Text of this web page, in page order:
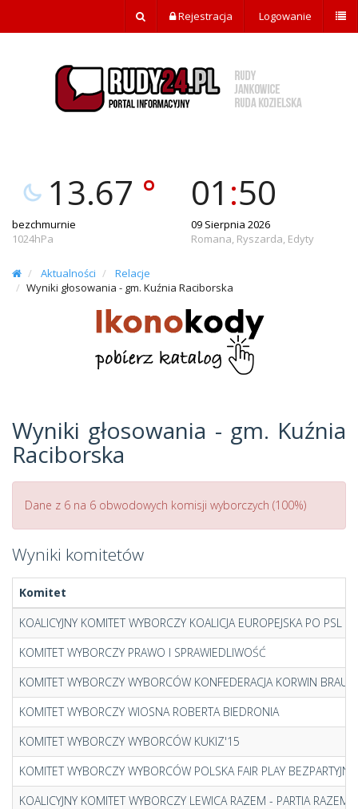
Rejestracja Logowanie
13.67 °
bezchmurnie
1024hPa
01 :50
09 Sierpnia 2026
Romana, Ryszarda, Edyty
Aktualności
Relacje
Wyniki głosowania - gm. Kuźnia Raciborska
Wyniki głosowania - gm. Kuźnia
Raciborska
Dane z 6 na 6 obwodowych komisji wyborczych (100%)
Wyniki komitetów
Komitet
KOALICYJNY KOMITET WYBORCZY KOALICJA EUROPEJSKA PO PSL
KOMITET WYBORCZY PRAWO I SPRAWIEDLIWOŚĆ
KOMITET WYBORCZY WYBORCÓW KONFEDERACJA KORWIN
KOMITET WYBORCZY WIOSNA ROBERTA BIEDRONIA
KOMITET WYBORCZY WYBORCÓW KUKIZ'15
KOMITET WYBORCZY WYBORCÓW POLSKA FAIR PLAY
KOALICYJNY KOMITET WYBORCZY LEWICA RAZEM - PARTIA RAZEM,